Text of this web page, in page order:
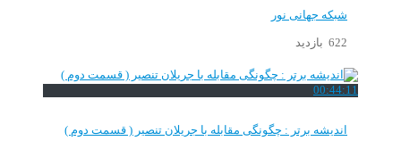
شبکه جهانی نور
622 بازدید
00:44:11
اندیشه برتر : چگونگی مقابله با جریلان تنصیر ( قسمت دوم )